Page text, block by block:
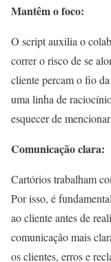
Mantêm o foco:
O script auxilia o
correr o risco de se
cliente percam o fio
uma linha de
esquecer de
Comunicação clara:
Cartórios trabalham
Por isso, é
ao cliente antes de
comunicação mais
os clientes, erros e